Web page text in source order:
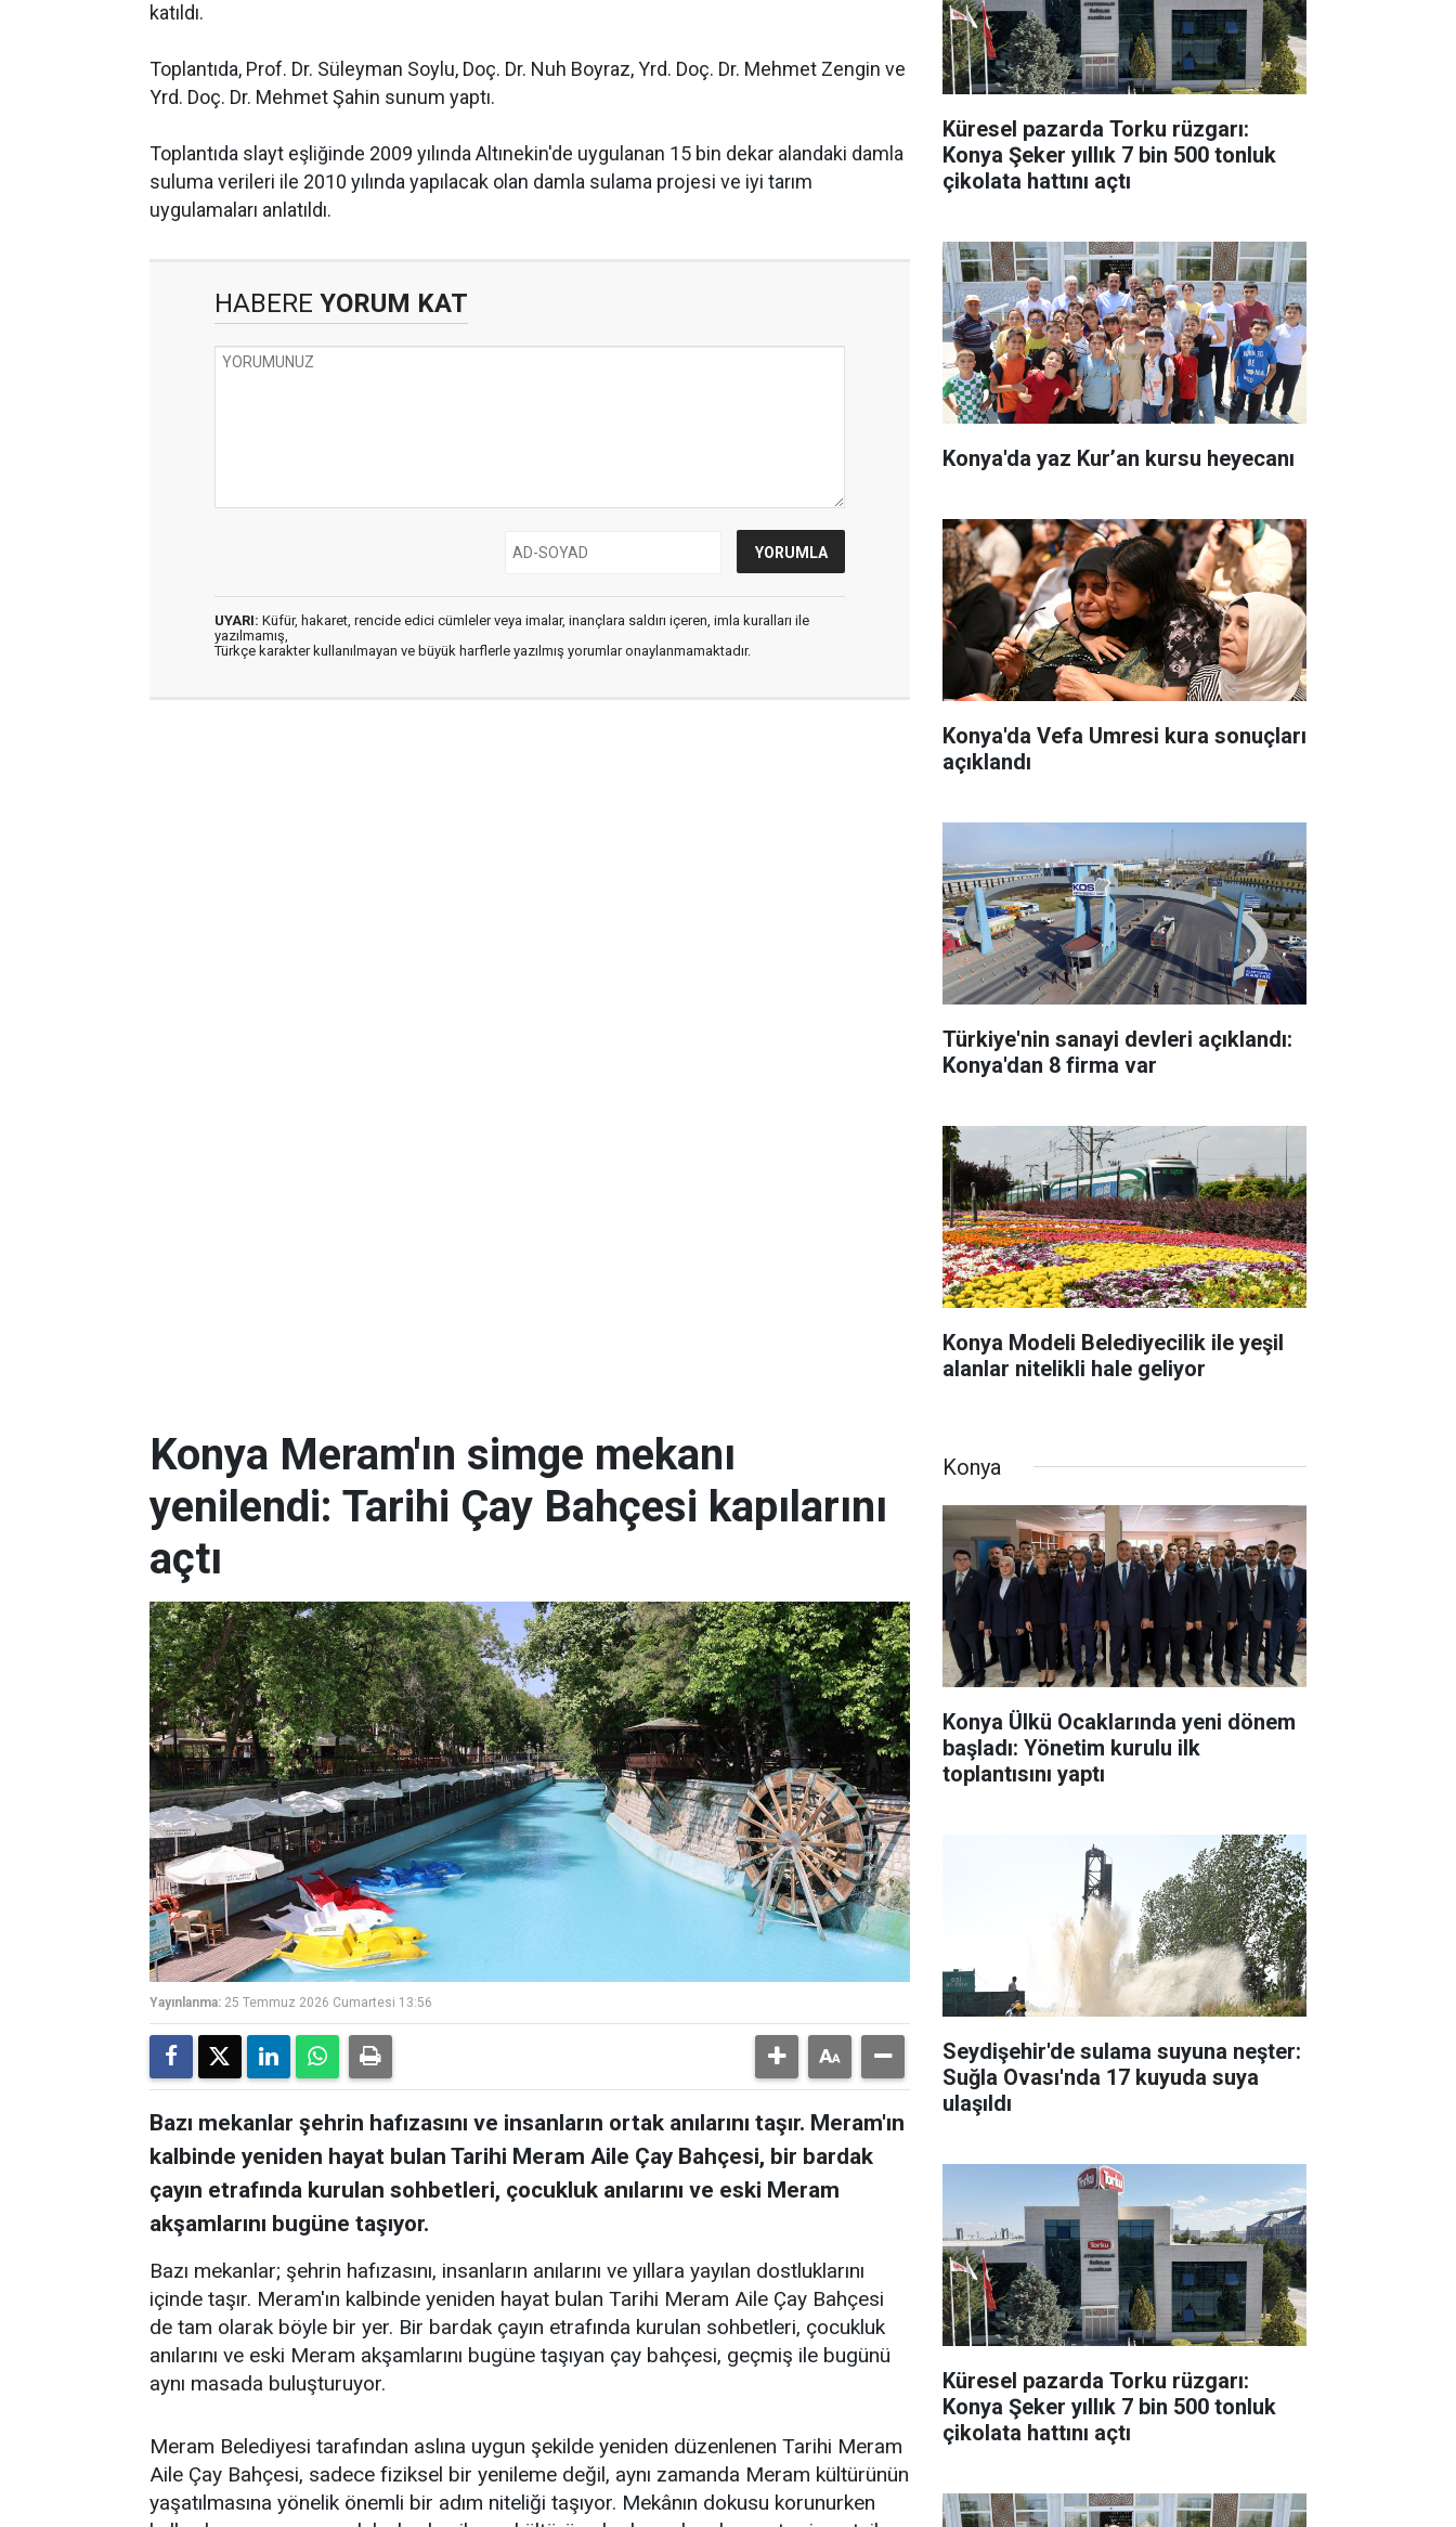
katıldı.
Toplantıda, Prof. Dr. Süleyman Soylu, Doç. Dr. Nuh Boyraz, Yrd. Doç. Dr. Mehmet Zengin ve
Yrd. Doç. Dr. Mehmet Şahin sunum yaptı.
Toplantıda slayt eşliğinde 2009 yılında Altınekin'de uygulanan 15 bin dekar alandaki damla
suluma verileri ile 2010 yılında yapılacak olan damla sulama projesi ve iyi tarım
uygulamaları anlatıldı.
HABERE YORUM KAT
UYARI: Küfür, hakaret, rencide edici cümleler veya imalar, inançlara saldırı içeren, imla kuralları ile
yazılmamış,
Türkçe karakter kullanılmayan ve büyük harflerle yazılmış yorumlar onaylanmamaktadır.
Küresel pazarda Torku rüzgarı:
Konya Şeker yıllık 7 bin 500 tonluk
çikolata hattını açtı
Konya'da yaz Kur’an kursu heyecanı
Konya'da Vefa Umresi kura sonuçları
açıklandı
Türkiye'nin sanayi devleri açıklandı:
Konya'dan 8 firma var
Konya Modeli Belediyecilik ile yeşil
alanlar nitelikli hale geliyor
Konya Meram'ın simge mekanı
yenilendi: Tarihi Çay Bahçesi kapılarını
açtı
Yayınlanma: 25 Temmuz 2026 Cumartesi 13:56
Bazı mekanlar şehrin hafızasını ve insanların ortak anılarını taşır. Meram'ın
kalbinde yeniden hayat bulan Tarihi Meram Aile Çay Bahçesi, bir bardak
çayın etrafında kurulan sohbetleri, çocukluk anılarını ve eski Meram
akşamlarını bugüne taşıyor.
Bazı mekanlar; şehrin hafızasını, insanların anılarını ve yıllara yayılan dostluklarını
içinde taşır. Meram'ın kalbinde yeniden hayat bulan Tarihi Meram Aile Çay Bahçesi
de tam olarak böyle bir yer. Bir bardak çayın etrafında kurulan sohbetleri, çocukluk
anılarını ve eski Meram akşamlarını bugüne taşıyan çay bahçesi, geçmiş ile bugünü
aynı masada buluşturuyor.
Meram Belediyesi tarafından aslına uygun şekilde yeniden düzenlenen Tarihi Meram
Aile Çay Bahçesi, sadece fiziksel bir yenileme değil, aynı zamanda Meram kültürünün
yaşatılmasına yönelik önemli bir adım niteliği taşıyor. Mekânın dokusu korunurken
Konya
Konya Ülkü Ocaklarında yeni dönem
başladı: Yönetim kurulu ilk
toplantısını yaptı
Seydişehir'de sulama suyuna neşter:
Suğla Ovası'nda 17 kuyuda suya
ulaşıldı
Küresel pazarda Torku rüzgarı:
Konya Şeker yıllık 7 bin 500 tonluk
çikolata hattını açtı